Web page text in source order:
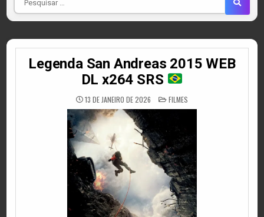
por
Legenda San Andreas 2015 WEB
DL x264 SRS
13 DE JANEIRO DE 2026 POSTED
IN
FILMES